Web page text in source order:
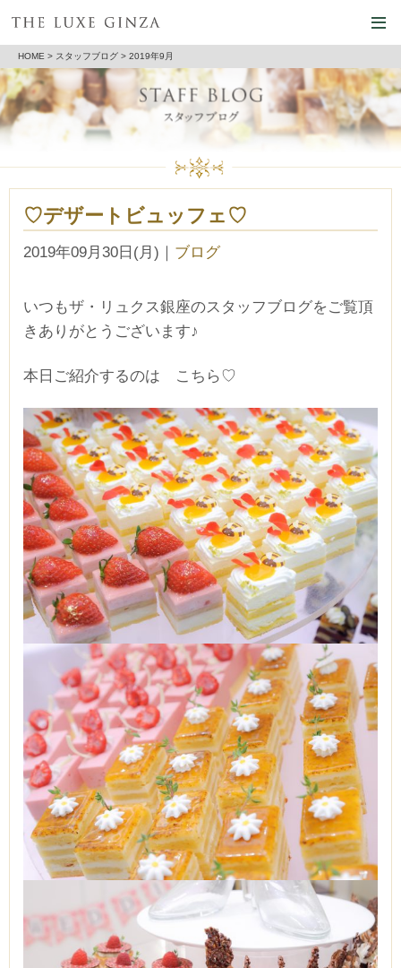
HOME > スタッフブログ > 2019年9月
♡デザートビュッフェ♡
2019年09月30日(月) ｜ ブログ
いつもザ・リュクス銀座のスタッフブログをご覧頂
きありがとうございます♪
本日ご紹介するのは こちら♡